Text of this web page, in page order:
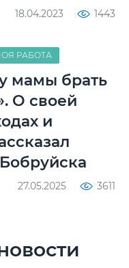
18.04.2023 1443
РАБОТА
мамы брать
О своей
и
27.05.2025 3611